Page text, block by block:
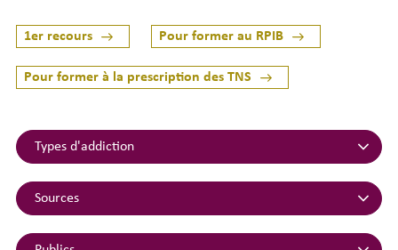
1er recours Pour former au RPIB
Pour former à la prescription des TNS
Types
d'addiction